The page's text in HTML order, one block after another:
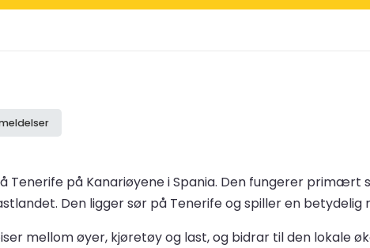
Tenerife på Kanariøyene i Spania. Den fungerer
Den ligger sør på Tenerife og spiller en
mellom øyer, kjøretøy og last, og bidrar til den lokale